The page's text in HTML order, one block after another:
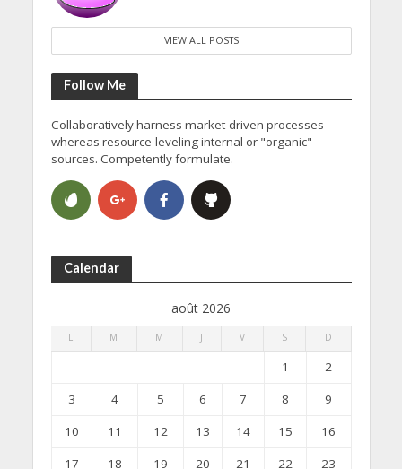
VIEW ALL POSTS
Follow Me
Collaboratively harness market-driven processes
whereas resource-leveling internal or "organic"
sources. Competently formulate.
Calendar
août 2026
L M M J V S D
1
2
3
4 5 6 7 8
9
10
11 12 13 14 15
16
17
18 19 20 21 22
23